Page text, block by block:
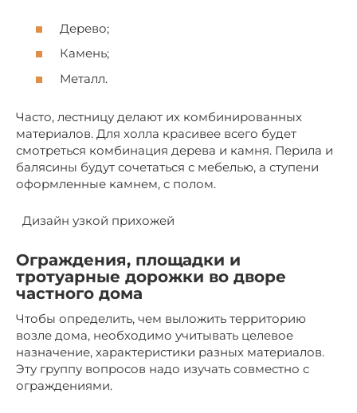
Дерево;
Камень;
Металл.
Часто, лестницу делают их комбинированных
материалов. Для холла красивее всего будет
смотреться комбинация дерева и камня. Перила и
балясины будут сочетаться с мебелью, а ступени
оформленные камнем, с полом.
Дизайн узкой прихожей
Ограждения, площадки и
тротуарные дорожки во дворе
частного дома
Чтобы определить, чем выложить территорию
возле дома, необходимо учитывать целевое
назначение, характеристики разных материалов.
Эту группу вопросов надо изучать совместно с
ограждениями.